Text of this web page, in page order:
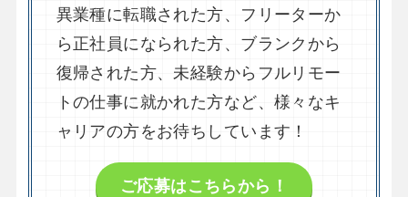
異業種に転職された方、フリーターか
ら正社員になられた方、ブランクから
復帰された方、未経験からフルリモー
トの仕事に就かれた方など、様々なキ
ャリアの方をお待ちしています！
ご応募はこちらから！